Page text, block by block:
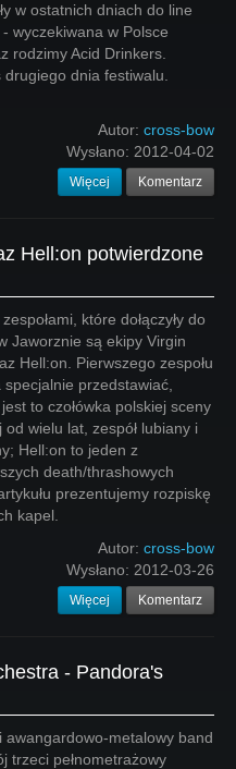
w ostatnich dniach do line
wyczekiwana w Polsce
rodzimy Acid Drinkers.
dnia festiwalu.
Autor: cross-bow
Wysłano: 2012-04-02
Więcej Komentarz
Hell:on potwierdzone
które dołączyły do
Jaworznie są ekipy Virgin
Hell:on. Pierwszego zespołu
specjalnie przedstawiać,
to czołówka polskiej sceny
od wielu lat, zespół lubiany i
Hell:on to jeden z
death/thrashowych
prezentujemy rozpiskę
kapel.
Autor: cross-bow
Wysłano: 2012-03-26
Więcej Komentarz
- Pandora's
metalowy band
trzeci pełnometrażowy